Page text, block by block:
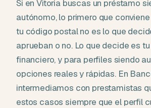
Si en Vitoria buscas un préstamo
autónomo, lo primero que
tu código postal no es lo que
aprueban o no. Lo que decide es
financiero, y para perfiles siendo
opciones reales y rápidas. En
intermediamos con prestamistas
estos casos siempre que el perfil